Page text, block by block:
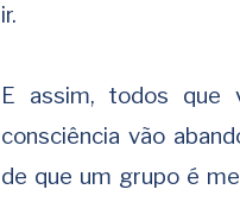
ir.
E assim, todos que
consciência vão
de que um grupo é